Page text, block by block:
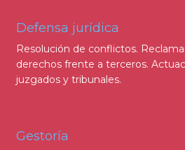
Defensa jurídica
Resolución de conflictos.
derechos frente a terceros.
juzgados y tribunales.
Gestoría